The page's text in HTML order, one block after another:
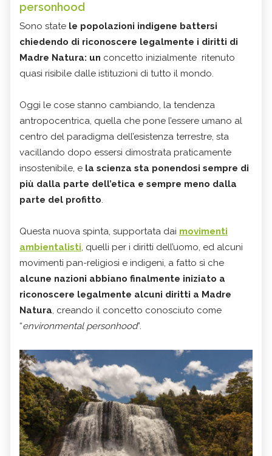
personhood
Sono state le popolazioni indigene battersi
chiedendo di riconoscere legalmente i diritti di
Madre Natura: un concetto inizialmente ritenuto
quasi risibile dalle istituzioni di tutto il mondo.
Oggi le cose stanno cambiando, la tendenza
antropocentrica, quella che pone l’essere umano al
centro del paradigma dell’esistenza terrestre, sta
vacillando dopo essersi dimostrata praticamente
insostenibile, e la scienza sta ponendosi sempre di
più dalla parte dell’etica e sempre meno dalla
parte del profitto.
Questa nuova spinta, supportata dai movimenti
ambientalisti, quelli per i diritti dell’uomo, ed alcuni
movimenti pan-religiosi e indigeni, a fatto sì che
alcune nazioni abbiano finalmente iniziato a
riconoscere legalmente alcuni diritti a Madre
Natura, creando il concetto conosciuto come
“environmental personhood”.